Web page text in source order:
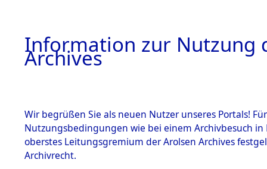
Information zur Nutzung
Archives
Wir begrüßen Sie als neuen Nutzer unseres Portals!
Nutzungsbedingungen wie bei einem Archivbesuch
oberstes Leitungsgremium der Arolsen Archives
Archivrecht.